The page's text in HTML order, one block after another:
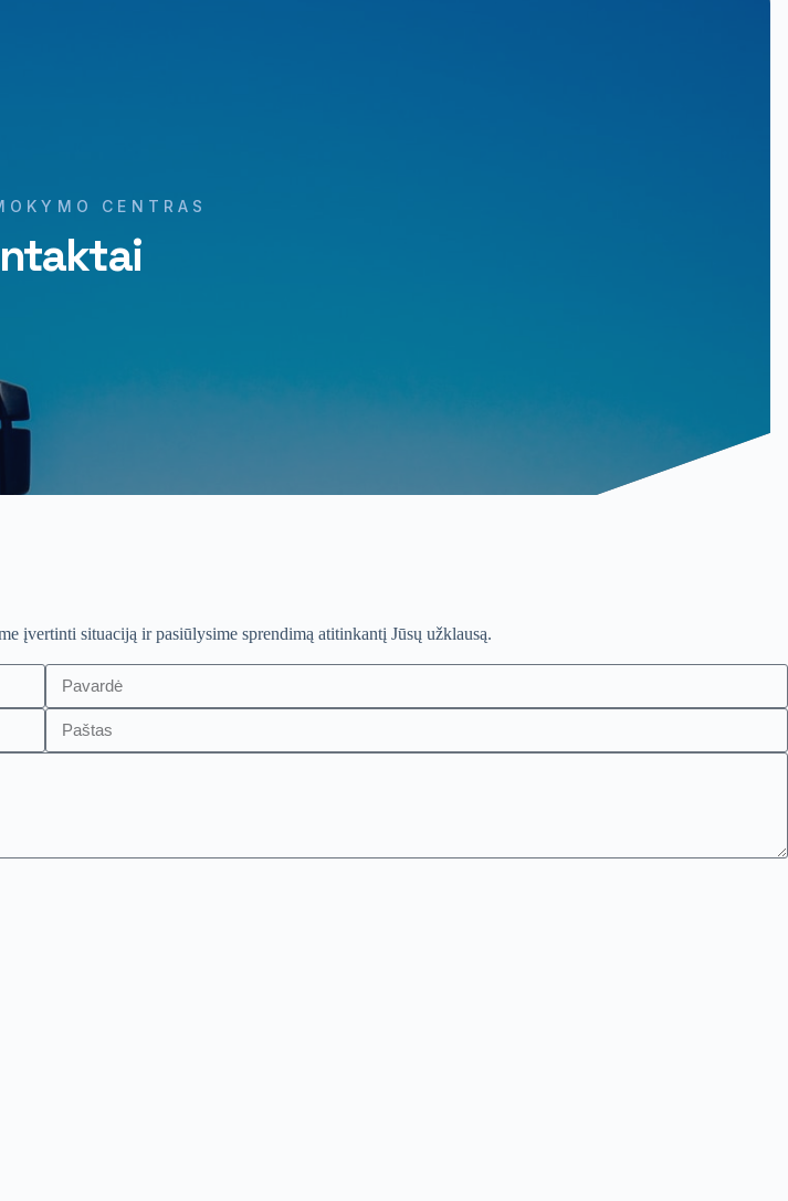
CENTRAS
įvertinti situaciją ir pasiūlysime sprendimą atitinkantį Jūsų užklausą.